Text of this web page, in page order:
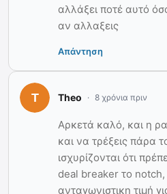
αλλάξει ποτέ αυτό
αν αλλαξεις
Απάντηση
Theo 8 χρόνια πριν
Αρκετά καλό, και η
και να τρέξεις πάρα
ισχυρίζονται ότι
deal breaker το notch,
ανταγωνιστικη τιμή